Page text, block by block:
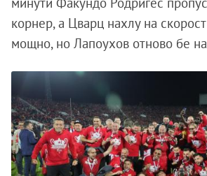
корнер, а Цварц нахлу на
мощно, но Лапоухов отново бе